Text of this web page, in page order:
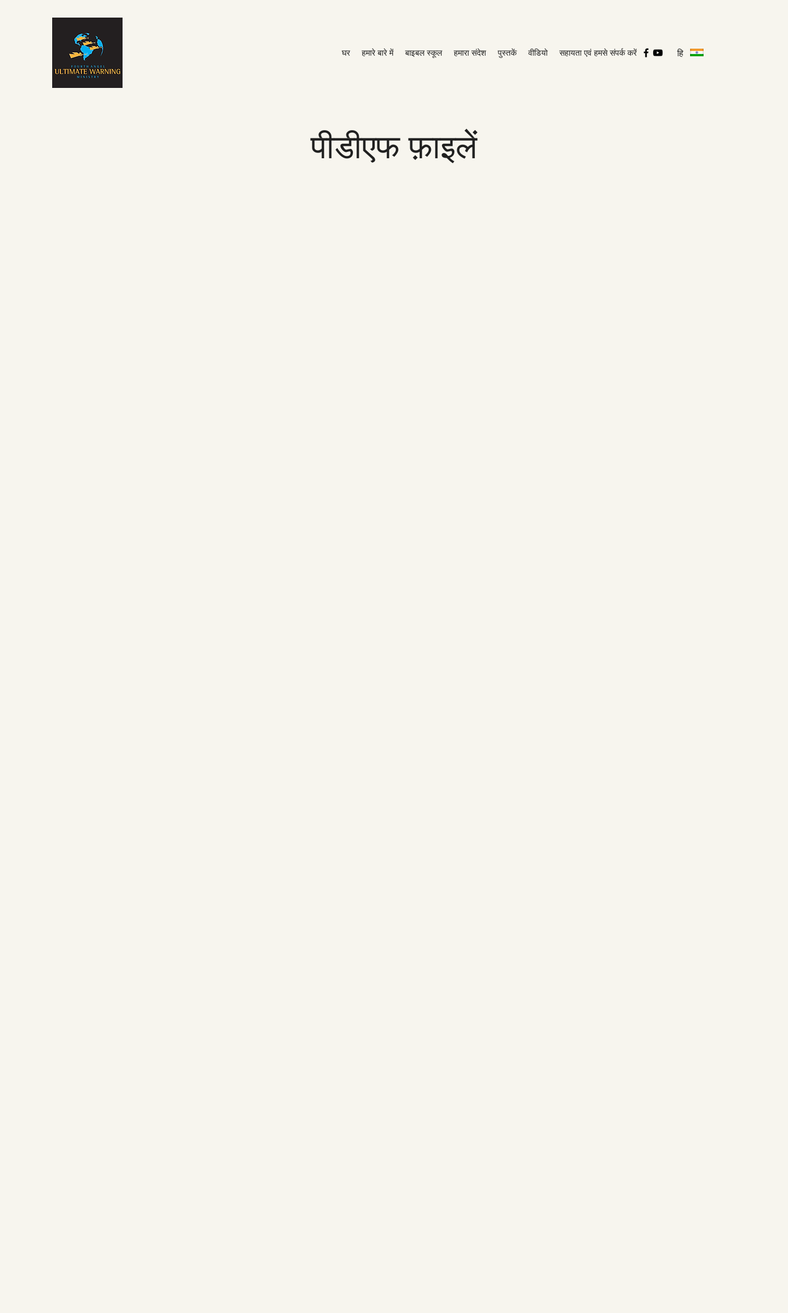
घर हमारे बारे में बाइबल स्कूल हमारा संदेश पुस्तकें वीडियो सहायता एवं हमसे संपर्क करें हि
पीडीएफ फ़ाइलें